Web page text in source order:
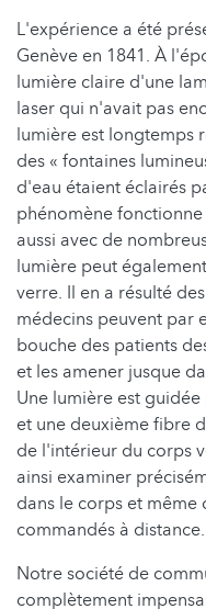
L'expérience a été
Genève en 1841. À
lumière claire d'une
laser qui n'avait pas
lumière est longtemps
des « fontaines
d'eau étaient éclairés
phénomène
aussi avec de
lumière peut
verre. Il en a résulté
médecins peuvent par
bouche des patients
et les amener jusque
Une lumière est
et une deuxième fibre
de l'intérieur du corps
ainsi examiner
dans le corps et même
commandés à distance.
Notre société de
complètement